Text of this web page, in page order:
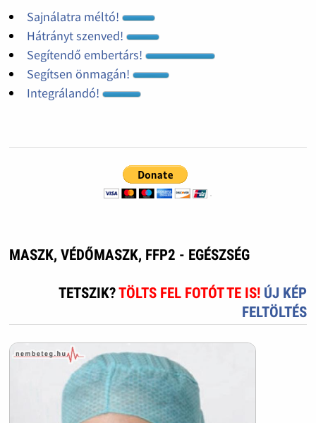
Sajnálatra méltó!
Hátrányt szenved!
Segítendő embertárs!
Segítsen önmagán!
Integrálandó!
MASZK, VÉDŐMASZK, FFP2 - EGÉSZSÉG
TETSZIK?TÖLTS FEL FOTÓT TE IS! ÚJ KÉP
FELTÖLTÉS